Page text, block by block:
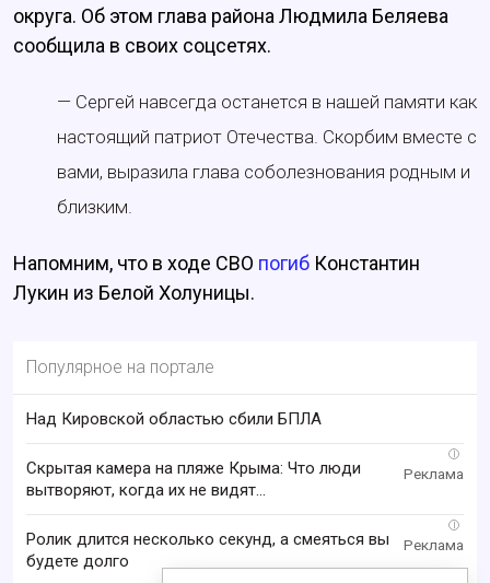
округа. Об этом глава района Людмила Беляева
сообщила в своих соцсетях.
— Сергей навсегда останется в нашей памяти как
настоящий патриот Отечества. Скорбим вместе с
вами, выразила глава соболезнования родным и
близким.
Напомним, что в ходе СВО погиб Константин
Лукин из Белой Холуницы.
Популярное на портале
Над Кировской областью сбили БПЛА
i
Скрытая камера на пляже Крыма: Что люди
вытворяют, когда их не видят...
i
Ролик длится несколько секунд, а смеяться вы
будете долго